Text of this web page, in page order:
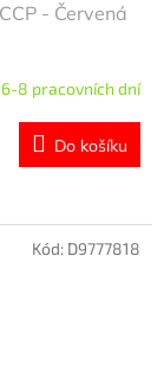
- Červená
8 pracovních dní
Do košíku
Kód: D9777818